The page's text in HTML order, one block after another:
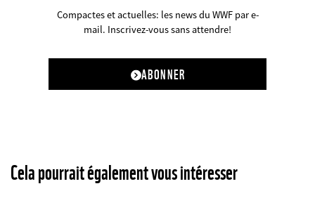
Compactes et actuelles: les news du WWF par e-
mail. Inscrivez-vous sans attendre!
ABONNER
Cela pourrait également vous intéresser